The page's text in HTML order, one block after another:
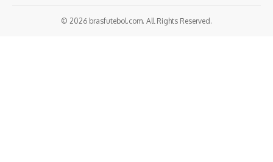
© 2026 brasfutebol.com. All Rights Reserved.